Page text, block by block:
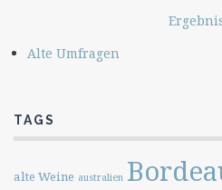
Alte Umfragen
TAGS
alte Weine australien